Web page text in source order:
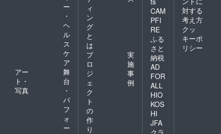
ー
・
ヘ
ル
ス
ケ
ア
アー
ト・
写真
舞
台
・
パ
フ
ォ
ー
ィ
ン
グ
と
は
プ
ロ
ジ
ェ
ク
ト
の
作
り
実
施
事
例
CAM
PFI
RE
ふる
さと
納税
AD
FOR
ALL
HIO
KOS
HI
JFA
クラ
対する
考え方
クッ
キーポ
リシー